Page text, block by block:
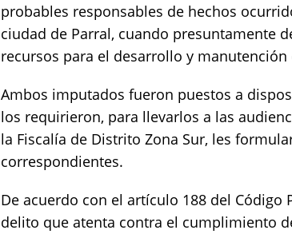
probables responsables de hechos
ciudad de Parral, cuando presuntamente
recursos para el desarrollo y manutención
Ambos imputados fueron puestos a
los requirieron, para llevarlos a las
la Fiscalía de Distrito Zona Sur, les
correspondientes.
De acuerdo con el artículo 188 del Código
delito que atenta contra el cumplimiento